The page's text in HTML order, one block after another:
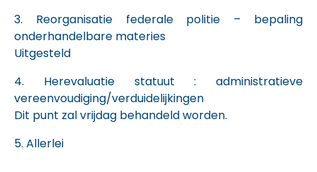
3. Reorganisatie federale politie – bepaling
onderhandelbare materies
Uitgesteld
4. Herevaluatie statuut : administratieve
vereenvoudiging/verduidelijkingen
Dit punt zal vrijdag behandeld worden.
5. Allerlei